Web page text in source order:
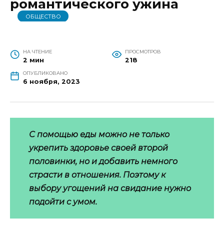
романтического ужина
ОБЩЕСТВО
НА ЧТЕНИЕ
2 мин
ПРОСМОТРОВ
218
ОПУБЛИКОВАНО
6 ноября, 2023
С помощью еды можно не только
укрепить здоровье своей второй
половинки, но и добавить немного
страсти в отношения. Поэтому к
выбору угощений на свидание нужно
подойти с умом.